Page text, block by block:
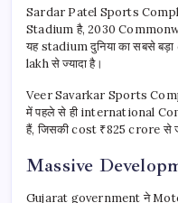
Sardar Patel Sports
Stadium है, 2030
यह stadium दुनिया का सबसे
lakh से ज्यादा है।
Veer Savarkar Sports
में पहले से ही international
हैं, जिसकी cost ₹825 crore से
Massive
Gujarat government ने